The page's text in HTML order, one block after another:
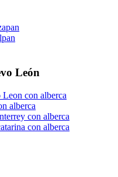
León
con alberca
alberca
con alberca
con alberca